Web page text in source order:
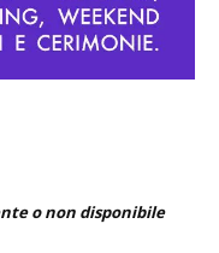
o non disponibile